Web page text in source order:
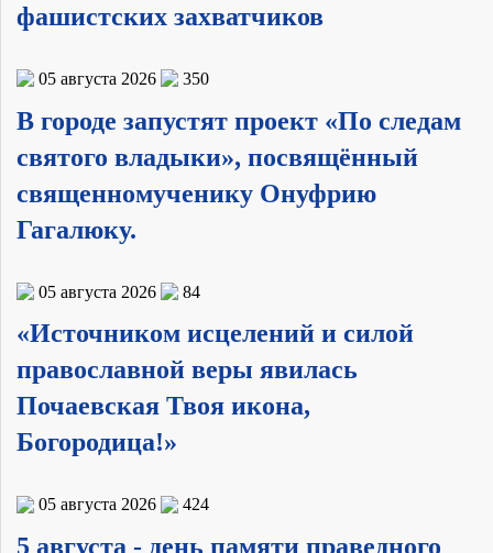
фашистских захватчиков
05 августа 2026 350
В городе запустят проект «По следам
святого владыки», посвящённый
священномученику Онуфрию
Гагалюку.
05 августа 2026 84
«Источником исцелений и силой
православной веры явилась
Почаевская Твоя икона,
Богородица!»
05 августа 2026 424
5 августа - день памяти праведного